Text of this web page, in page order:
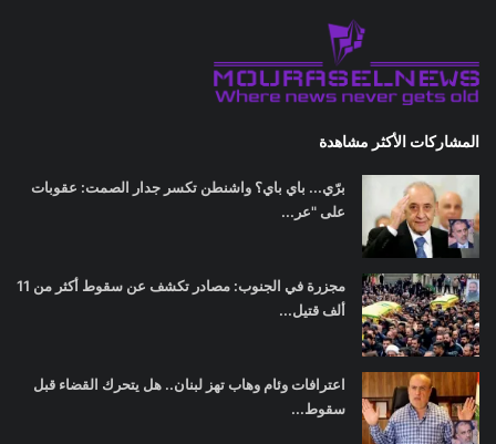
المشاركات الأكثر مشاهدة
برّي... باي باي؟ واشنطن تكسر جدار الصمت: عقوبات
على "عر...
مجزرة في الجنوب: مصادر تكشف عن سقوط أكثر من 11
ألف قتيل...
اعترافات وئام وهاب تهز لبنان.. هل يتحرك القضاء قبل
سقوط...